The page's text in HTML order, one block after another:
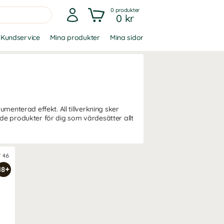
0 produkter
0 kr
Kundservice Mina produkter Mina sidor
effekt. All tillverkning sker
produkter för dig som värdesätter allt
4.6